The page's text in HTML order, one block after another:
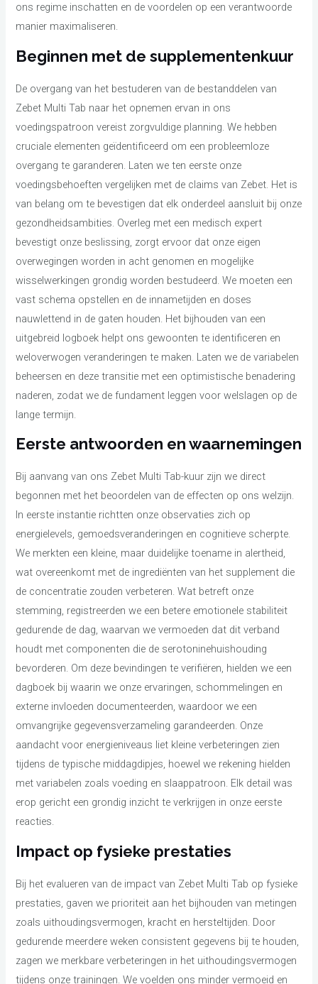
ons regime inschatten en de voordelen op een verantwoorde
manier maximaliseren.
Beginnen met de supplementenkuur
De overgang van het bestuderen van de bestanddelen van
Zebet Multi Tab naar het opnemen ervan in ons
voedingspatroon vereist zorgvuldige planning. We hebben
cruciale elementen geïdentificeerd om een probleemloze
overgang te garanderen. Laten we ten eerste onze
voedingsbehoeften vergelijken met de claims van Zebet. Het is
van belang om te bevestigen dat elk onderdeel aansluit bij onze
gezondheidsambities. Overleg met een medisch expert
bevestigt onze beslissing, zorgt ervoor dat onze eigen
overwegingen worden in acht genomen en mogelijke
wisselwerkingen grondig worden bestudeerd. We moeten een
vast schema opstellen en de innametijden en doses
nauwlettend in de gaten houden. Het bijhouden van een
uitgebreid logboek helpt ons gewoonten te identificeren en
weloverwogen veranderingen te maken. Laten we de variabelen
beheersen en deze transitie met een optimistische benadering
naderen, zodat we de fundament leggen voor welslagen op de
lange termijn.
Eerste antwoorden en waarnemingen
Bij aanvang van ons Zebet Multi Tab-kuur zijn we direct
begonnen met het beoordelen van de effecten op ons welzijn.
In eerste instantie richtten onze observaties zich op
energielevels, gemoedsveranderingen en cognitieve scherpte.
We merkten een kleine, maar duidelijke toename in alertheid,
wat overeenkomt met de ingrediënten van het supplement die
de concentratie zouden verbeteren. Wat betreft onze
stemming, registreerden we een betere emotionele stabiliteit
gedurende de dag, waarvan we vermoeden dat dit verband
houdt met componenten die de serotoninehuishouding
bevorderen. Om deze bevindingen te verifiëren, hielden we een
dagboek bij waarin we onze ervaringen, schommelingen en
externe invloeden documenteerden, waardoor we een
omvangrijke gegevensverzameling garandeerden. Onze
aandacht voor energieniveaus liet kleine verbeteringen zien
tijdens de typische middagdipjes, hoewel we rekening hielden
met variabelen zoals voeding en slaappatroon. Elk detail was
erop gericht een grondig inzicht te verkrijgen in onze eerste
reacties.
Impact op fysieke prestaties
Bij het evalueren van de impact van Zebet Multi Tab op fysieke
prestaties, gaven we prioriteit aan het bijhouden van metingen
zoals uithoudingsvermogen, kracht en hersteltijden. Door
gedurende meerdere weken consistent gegevens bij te houden,
zagen we merkbare verbeteringen in het uithoudingsvermogen
tijdens onze trainingen. We voelden ons minder vermoeid en